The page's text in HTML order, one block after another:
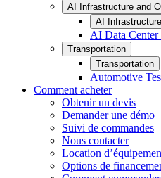
AI Infrastructure and
AI
AI Data
Transportation
Transportation
Automotive
Comment acheter
Obtenir un devis
Demander une démo
Suivi de commandes
Nous contacter
Location
Options de